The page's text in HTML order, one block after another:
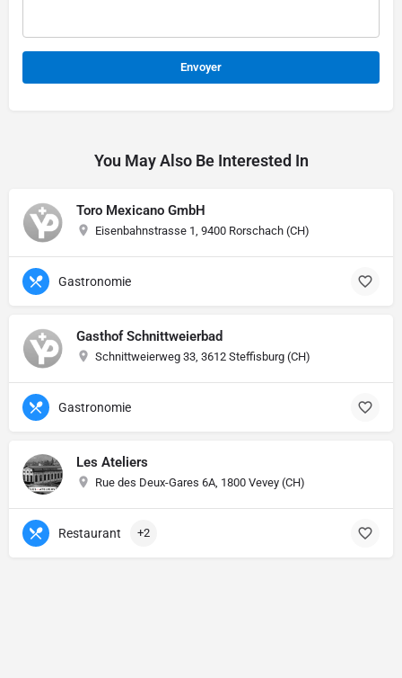
You May Also Be Interested In
Toro Mexicano GmbH
Eisenbahnstrasse 1, 9400 Rorschach (CH)
Gastronomie
Gasthof Schnittweierbad
Schnittweierweg 33, 3612 Steffisburg (CH)
Gastronomie
Les Ateliers
Rue des Deux-Gares 6A, 1800 Vevey (CH)
Restaurant +2